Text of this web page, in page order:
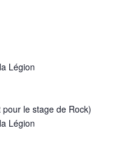
Légion
pour le stage de Rock)
Légion